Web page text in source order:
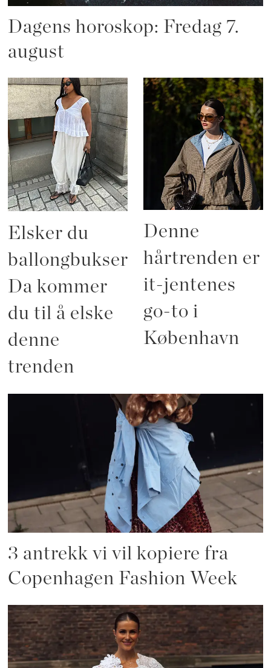
Dagens horoskop: Fredag 7.
august
Elsker du
ballongbukser?
Da kommer
du til å elske
denne
trenden
Denne
hårtrenden er
it-jentenes
go-to i
København
3 antrekk vi vil kopiere fra
Copenhagen Fashion Week